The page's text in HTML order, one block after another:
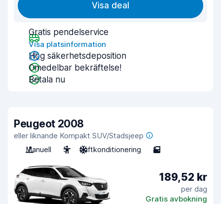
Visa deal
Gratis pendelservice
Visa platsinformation
Hög säkerhetsdeposition
Omedelbar bekräftelse!
Betala nu
Peugeot 2008
eller liknande Kompakt SUV/Stadsjeep
Manuell
5 Luftkonditionering 5
189,52 kr
per dag
Gratis avbokning